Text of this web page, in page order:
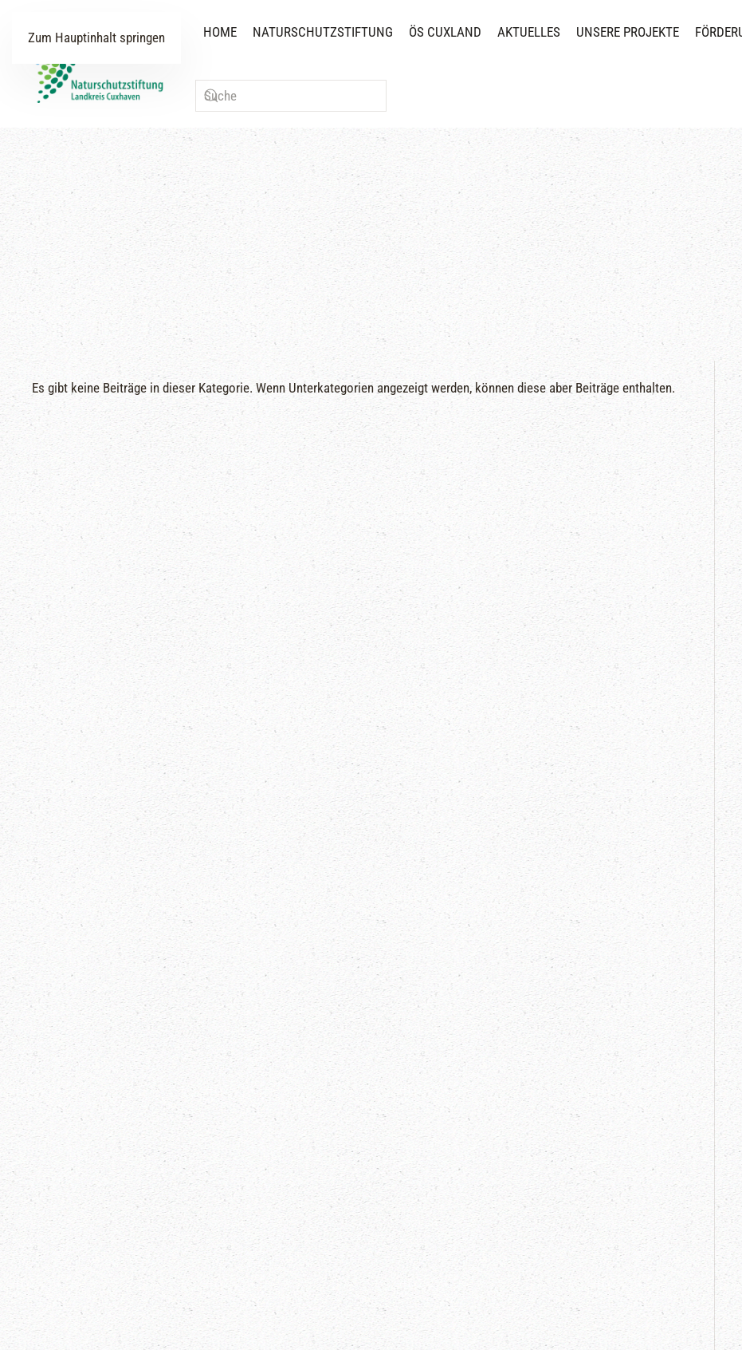
Zum Hauptinhalt springen HOME NATURSCHUTZSTIFTUNG ÖS CUXLAND AKTUELLES UNSERE PROJEKTE
Es gibt keine Beiträge in dieser Kategorie. Wenn Unterkategorien angezeigt werden, können diese aber Beiträge enthalten.